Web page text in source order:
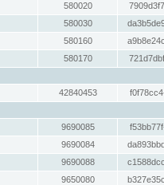
580020
580030
580160
580170
42840453
9690085
9690084
9690088
9650080